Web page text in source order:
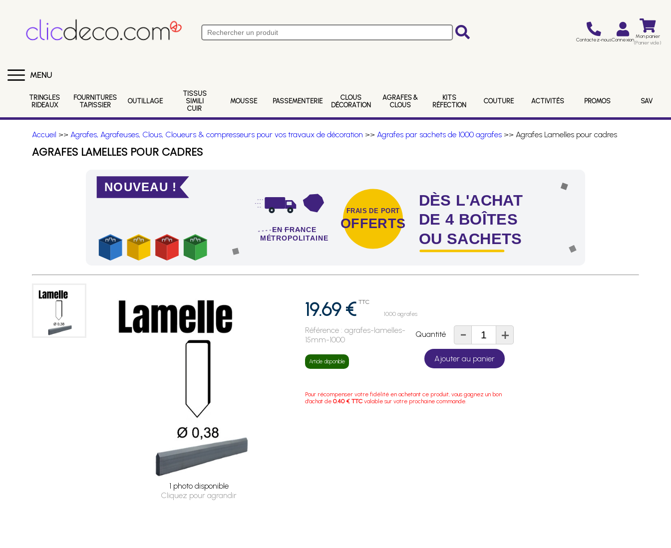
Contactez-nousConnexion Mon panier
(Panier vide)
MENU
TRINGLES
RIDEAUX
FOURNITURES
TAPISSIER
OUTILLAGE
TISSUS
SIMILI
CUIR
MOUSSE PASSEMENTERIE
CLOUS
DÉCORATION
AGRAFES &
CLOUS
KITS
RÉFECTION
COUTURE ACTIVITÉS PROMOS SAV
Accueil >> Agrafes, Agrafeuses, Clous, Cloueurs & compresseurs pour vos travaux de décoration >> Agrafes par sachets de 1000 agrafes>> Agrafes Lamelles pour cadres
AGRAFES LAMELLES POUR CADRES
NOUVEAU !
EN FRANCE
MÉTROPOLITAINE
FRAIS DE PORT
OFFERTS
DÈS L'ACHAT
DE 4 BOÎTES
OU SACHETS
Frais de port offerts en France métropolitaine dès l'achat de 4 sachets ou boîtes d'agrafes ou de pointes !
1 photo disponible
Cliquez pour agrandir
19.69 € TTC
1000 agrafes
Référence :agrafes-lamelles-
15mm-1000
Article disponible
Quantité - +
Ajouter au panier
Pour récompenser votre fidélité en achetant ce produit, vous gagnez un bon
d'achat de0.40 € TTC valable sur votre prochaine commande.